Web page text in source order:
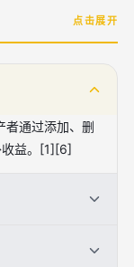
点击展开
者通过添加、删
收益。[1][6]
套利、清算和抢